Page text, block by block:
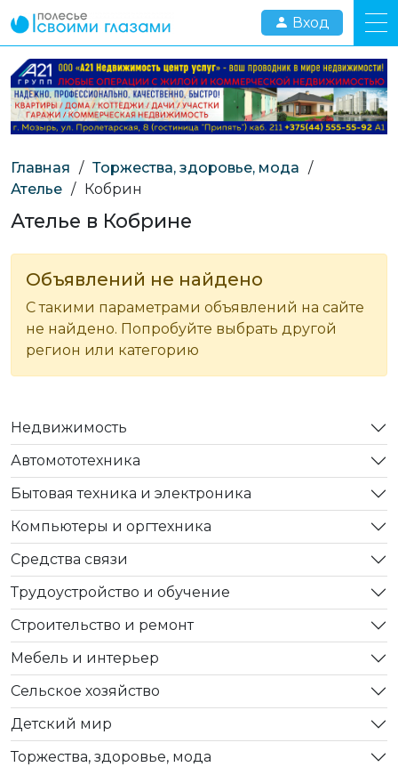
Вход
Главная / Торжества, здоровье, мода /
Ателье / Кобрин
Ателье в Кобрине
Объявлений не найдено
С такими параметрами объявлений на сайте
не найдено. Попробуйте выбрать другой
регион или категорию
Недвижимость
Автомототехника
Бытовая техника и электроника
Компьютеры и оргтехника
Средства связи
Трудоустройство и обучение
Строительство и ремонт
Мебель и интерьер
Сельское хозяйство
Детский мир
Торжества, здоровье, мода